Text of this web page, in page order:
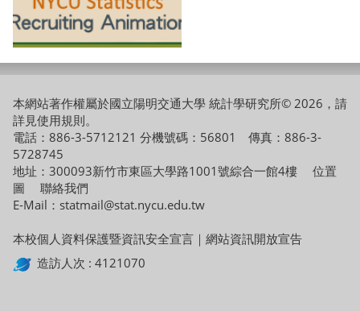
本網站著作權屬於國立陽明交通大學 統計學研究所© 2026，請
詳見使用規則。
電話：886-3-5712121 分機號碼：56801 傳真：886-3-
5728745
地址：300093新竹市東區大學路1001號綜合一館4樓 位置
圖
聯絡我們
E-Mail：statmail@stat.nycu.edu.tw
本校個人資料保護暨資訊安全宣言 ｜ 網站資訊開放宣告
造訪人次 : 4121070